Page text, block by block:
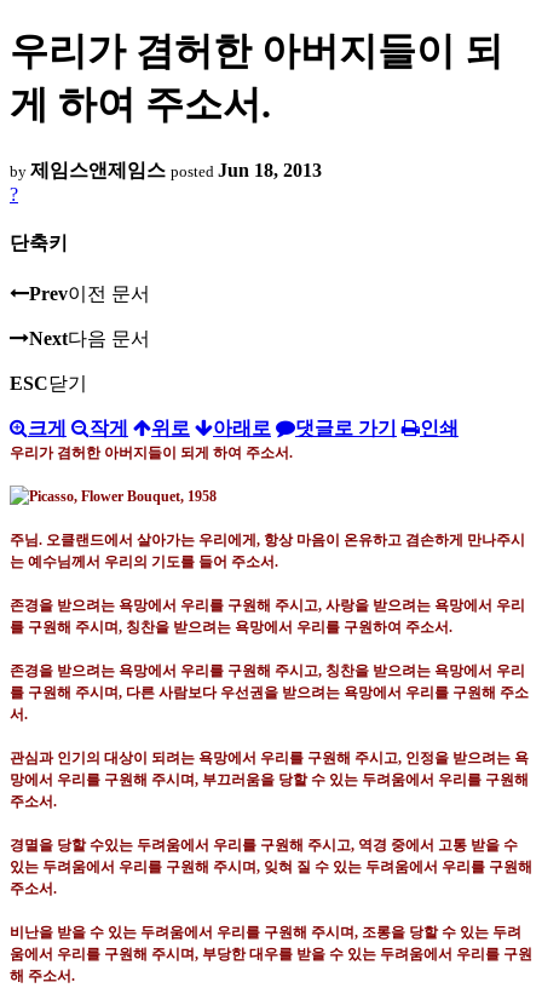
우리가 겸허한 아버지들이 되
게 하여 주소서.
by 제임스앤제임스 posted Jun 18, 2013
?
단축키
Prev이전 문서
Next다음 문서
ESC닫기
크게 작게 위로 아래로 댓글로 가기 인쇄
우리가 겸허한 아버지들이 되게 하여 주소서.
주님. 오클랜드에서 살아가는 우리에게 , 항상 마음이 온유하고 겸손하게 만나주시
는 예수님께서 우리의 기도를 들어 주소서.
존경을 받으려는 욕망에서 우리를 구원해 주시고, 사랑을 받으려는 욕망에서 우리
를 구원해 주시며, 칭찬을 받으려는 욕망에서 우리를 구원하여 주소서.
존경을 받으려는 욕망에서 우리를 구원해 주시고, 칭찬을 받으려는 욕망에서 우리
를 구원해 주시며, 다른 사람보다 우선권을 받으려는 욕망에서 우리를 구원해 주소
서.
관심과 인기의 대상이 되려는 욕망에서 우리를 구원해 주시고, 인정을 받으려는 욕
망에서 우리를 구원해 주시며, 부끄러움을 당할 수 있는 두려움에서 우리를 구원해
주소서.
경멸을 당할 수있는 두려움에서 우리를 구원해 주시고, 역경 중에서 고통 받을 수
있는 두려움에서 우리를 구원해 주시며, 잊혀 질 수 있는 두려움에서 우리를 구원해
주소서.
비난을 받을 수 있는 두려움에서 우리를 구원해 주시며, 조롱을 당할 수 있는 두려
움에서 우리를 구원해 주시며, 부당한 대우를 받을 수 있는 두려움에서 우리를 구원
해 주소서.